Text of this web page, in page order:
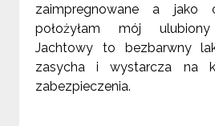
zaimpregnowane a jako
położyłam mój
Jachtowy to bezbarwny
zasycha i wystarcza na
zabezpieczenia.